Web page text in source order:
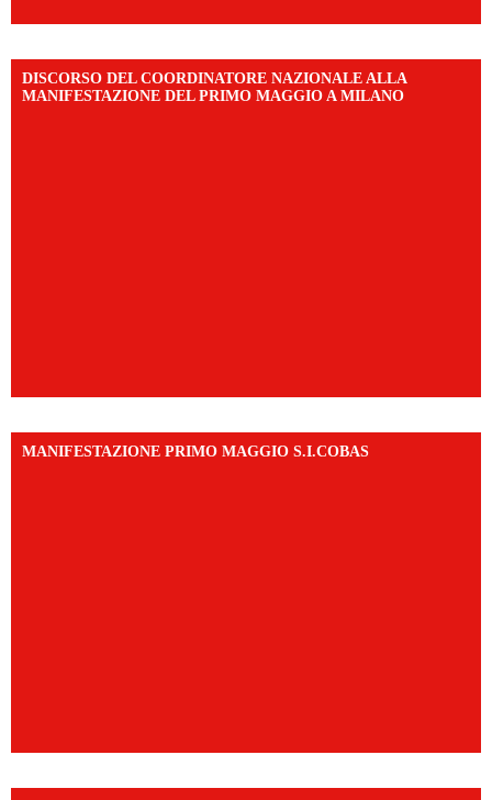
DISCORSO DEL COORDINATORE NAZIONALE ALLA
MANIFESTAZIONE DEL PRIMO MAGGIO A MILANO
MANIFESTAZIONE PRIMO MAGGIO S.I.COBAS